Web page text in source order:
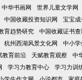
中华书画网 世界儿童文学网
中国收藏投资知识网 宝宝成
育趋势研究 中国收藏证书查
杭州西湖风景文化网 中小
教育前沿 天赋教育观察 中
学习力教育中心 学习力训